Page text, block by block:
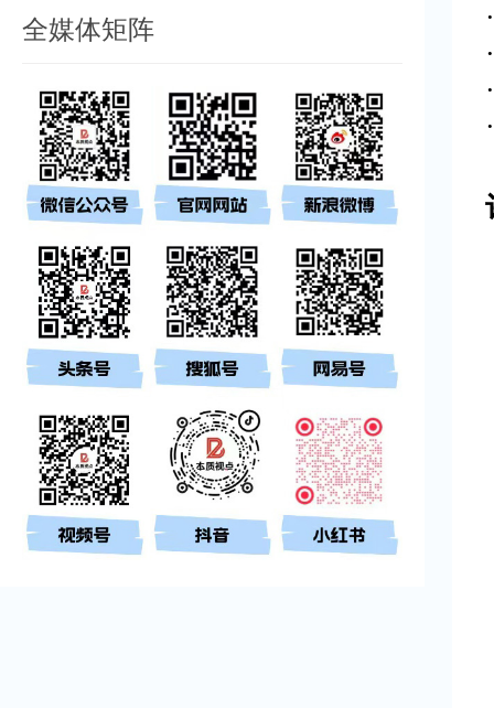
全媒体矩阵
·
·
·
·